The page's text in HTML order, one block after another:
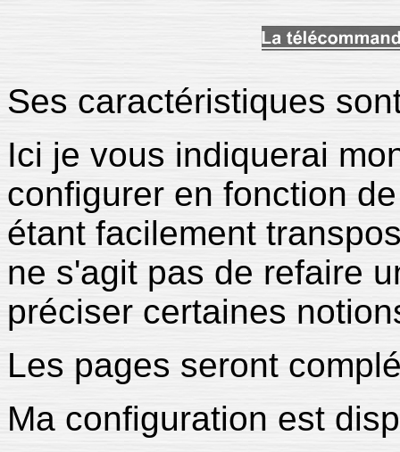
Ses caractéristiques
Ici je vous indiquerai
configurer en fonction
étant facilement
ne s'agit pas de refaire
préciser certaines
Les pages seront
Ma configuration est